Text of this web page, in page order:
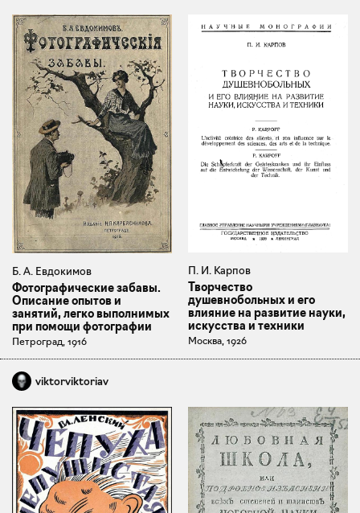
Б. А. Евдокимов
Фотографические забавы.
Описание опытов и
занятий, легко выполнимых
при помощи фотографии
Петроград, 1916
П. И. Карпов
Творчество
душевнобольных и его
влияние на развитие науки,
искусства и техники
Москва, 1926
viktorviktoriav